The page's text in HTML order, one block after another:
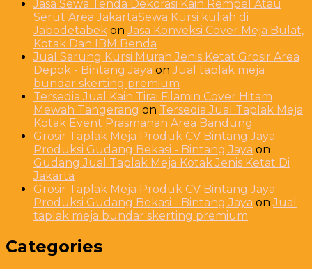
Jasa Sewa Tenda Dekorasi Kain Rempel Atau
Serut Area JakartaSewa Kursi kuliah di
Jabodetabek onJasa Konveksi Cover Meja Bulat,
Kotak Dan IBM Benda
Jual Sarung Kursi Murah Jenis Ketat Grosir Area
Depok - Bintang Jaya onJual taplak meja
bundar skerting premium
Tersedia Jual Kain Tirai Filamin Cover Hitam
Mewah Tangerang on Tersedia Jual Taplak Meja
Kotak Event Prasmanan Area Bandung
Grosir Taplak Meja Produk CV Bintang Jaya
Produksi Gudang Bekasi - Bintang Jaya on
Gudang Jual Taplak Meja Kotak Jenis Ketat Di
Jakarta
Grosir Taplak Meja Produk CV Bintang Jaya
Produksi Gudang Bekasi - Bintang Jaya onJual
taplak meja bundar skerting premium
Categories